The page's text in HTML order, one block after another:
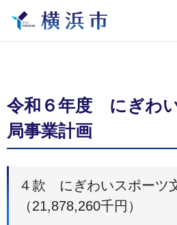
令和６年度 にぎわ
局事業計画
４款 にぎわいスポーツ
（21,878,260千円）